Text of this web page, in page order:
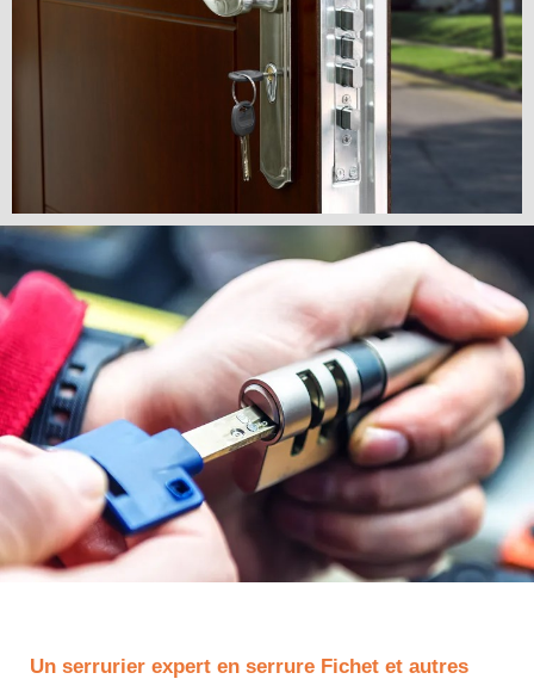
Un serrurier expert en serrure Fichet et autres